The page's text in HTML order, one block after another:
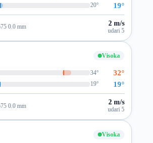
20° 19°
0.0 mm 2 m/s
udari 5
Visoka
34° 32°
19° 19°
0.0 mm 2 m/s
udari 5
Visoka